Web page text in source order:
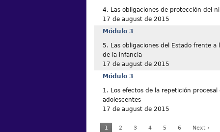
4. Las obligaciones de protección del
17 de august de 2015
Módulo 3
5. Las obligaciones del Estado frente a
de la infancia
17 de august de 2015
Módulo 3
1. Los efectos de la repetición
adolescentes
17 de august de 2015
1 2 3 4 5 6 Next ›